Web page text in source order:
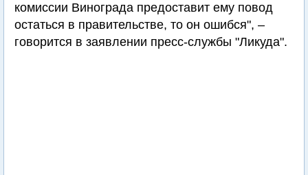
комиссии Винограда предоставит ему повод
остаться в правительстве, то он ошибся", –
говорится в заявлении пресс-службы "Ликуда".